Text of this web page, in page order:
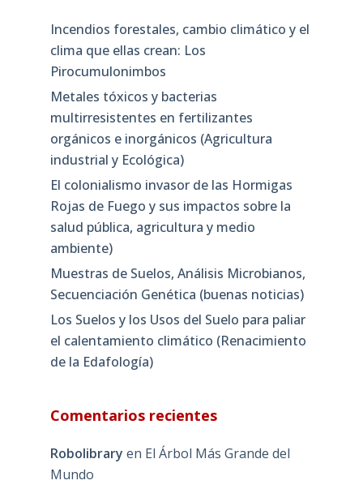
Incendios forestales, cambio climático y el
clima que ellas crean: Los
Pirocumulonimbos
Metales tóxicos y bacterias
multirresistentes en fertilizantes
orgánicos e inorgánicos (Agricultura
industrial y Ecológica)
El colonialismo invasor de las Hormigas
Rojas de Fuego y sus impactos sobre la
salud pública, agricultura y medio
ambiente)
Muestras de Suelos, Análisis Microbianos,
Secuenciación Genética (buenas noticias)
Los Suelos y los Usos del Suelo para paliar
el calentamiento climático (Renacimiento
de la Edafología)
Comentarios recientes
Robolibrary en El Árbol Más Grande del
Mundo